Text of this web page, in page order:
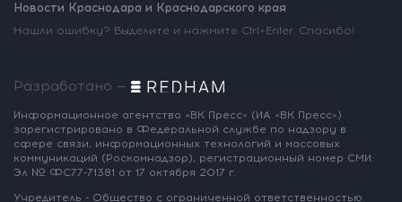
Новости Краснодара и Краснодарского края
Нашли ошибку? Выделите и нажмите Ctrl+Enter. Спасибо!
Разработано —
Информационное агентство «ВК Пресс» (ИА «ВК Пресс»)
зарегистрировано в Федеральной службе по надзору в
сфере связи, информационных технологий и массовых
коммуникаций (Роскомнадзор), регистрационный номер СМИ:
Эл № ФС77-71381 от 17 октября 2017 г.
Учредитель - Общество с ограниченной ответственностью